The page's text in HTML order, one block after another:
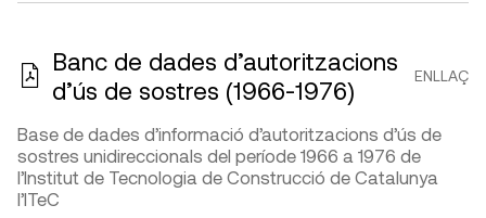
Banc de dades d’autoritzacions
d’ús de sostres (1966-1976)
ENLLAÇ
Base de dades d’informació d’autoritzacions d’ús de
sostres unidireccionals del període 1966 a 1976 de
l’Institut de Tecnologia de Construcció de Catalunya
l’ITeC